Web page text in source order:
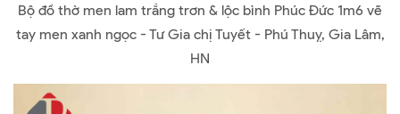
Bộ đồ thờ men lam trắng trơn & lộc bình Phúc Đức 1m6 vẽ
tay men xanh ngọc - Tư Gia chị Tuyết - Phú Thuỵ, Gia Lâm,
HN